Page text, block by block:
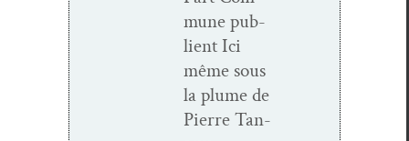
mune pub­
lient Ici
même sous
la plume de
Pierre Tan­